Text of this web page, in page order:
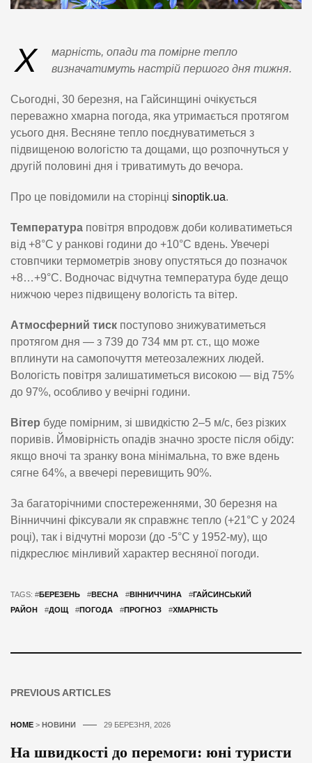
Х
марність, опади та помірне тепло
визначатимуть настрій першого дня тижня.
Сьогодні, 30 березня, на Гайсинщині очікується
переважно хмарна погода, яка утримається протягом
усього дня. Весняне тепло поєднуватиметься з
підвищеною вологістю та дощами, що розпочнуться у
другій половині дня і триватимуть до вечора.
Про це повідомили на сторінці sinoptik.ua.
Температура повітря впродовж доби коливатиметься
від +8°C у ранкові години до +10°C вдень. Увечері
стовпчики термометрів знову опустяться до позначок
+8…+9°C. Водночас відчутна температура буде дещо
нижчою через підвищену вологість та вітер.
Атмосферний тиск поступово знижуватиметься
протягом дня — з 739 до 734 мм рт. ст., що може
вплинути на самопочуття метеозалежних людей.
Вологість повітря залишатиметься високою — від 75%
до 97%, особливо у вечірні години.
Вітер буде помірним, зі швидкістю 2–5 м/с, без різких
поривів. Ймовірність опадів значно зросте після обіду:
якщо вночі та зранку вона мінімальна, то вже вдень
сягне 64%, а ввечері перевищить 90%.
За багаторічними спостереженнями, 30 березня на
Вінниччині фіксували як справжнє тепло (+21°C у 2024
році), так і відчутні морози (до -5°C у 1952-му), що
підкреслює мінливий характер весняної погоди.
TAGS: #БЕРЕЗЕНЬ #ВЕСНА #ВІННИЧЧИНА #ГАЙСИНСЬКИЙ
РАЙОН
#ДОЩ #ПОГОДА #ПРОГНОЗ #ХМАРНІСТЬ
PREVIOUS ARTICLES
HOME > НОВИНИ 29 БЕРЕЗНЯ, 2026
На швидкості до перемоги: юні туристи